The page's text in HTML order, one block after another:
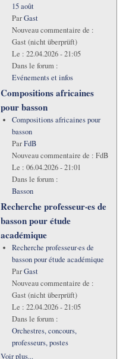
15 août
ParGast
Nouveau commentaire de :
Gast (nicht überprüft)
Le : 22.04.2026 - 21:05
Dans le forum :
Evénements et infos
Compositions africaines
pour basson
Compositions africaines pour
basson
ParFdB
Nouveau commentaire de : FdB
Le : 06.04.2026 - 21:01
Dans le forum :
Basson
Recherche professeur·es de
basson pour étude
académique
Recherche professeur·es de
basson pour étude académique
ParGast
Nouveau commentaire de :
Gast (nicht überprüft)
Le : 22.04.2026 - 21:05
Dans le forum :
Orchestres, concours,
professeurs, postes
Voir plus...